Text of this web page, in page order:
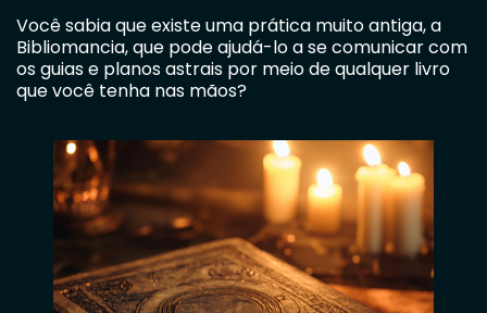
Você sabia que existe uma prática muito antiga, a
Bibliomancia, que pode ajudá-lo a se comunicar com
os guias e planos astrais por meio de qualquer livro
que você tenha nas mãos?